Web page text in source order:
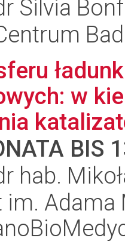
Silvia
w
BIS
hab.
im.